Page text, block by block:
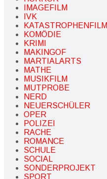
IMAGEFILM
IVK
KATASTROPHENFILM
KOMÖDIE
KRIMI
MAKINGOF
MARTIALARTS
MATHE
MUSIKFILM
MUTPROBE
NERD
NEUERSCHÜLER
OPER
POLIZEI
RACHE
ROMANCE
SCHULE
SOCIAL
SONDERPROJEKT
SPORT